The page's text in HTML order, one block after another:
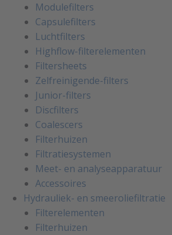
Modulefilters
Capsulefilters
Luchtfilters
Highflow-filterelementen
Filtersheets
Zelfreinigende-filters
Junior-filters
Discfilters
Coalescers
Filterhuizen
Filtratiesystemen
Meet- en analyseapparatuur
Accessoires
Hydrauliek- en smeeroliefiltratie
Filterelementen
Filterhuizen